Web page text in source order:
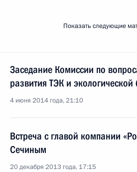
Показать следующие
Заседание Комиссии по
развития ТЭК и экологической
4 июня 2014 года, 21:10
Встреча с главой компании
Сечиным
20 декабря 2013 года, 17:15